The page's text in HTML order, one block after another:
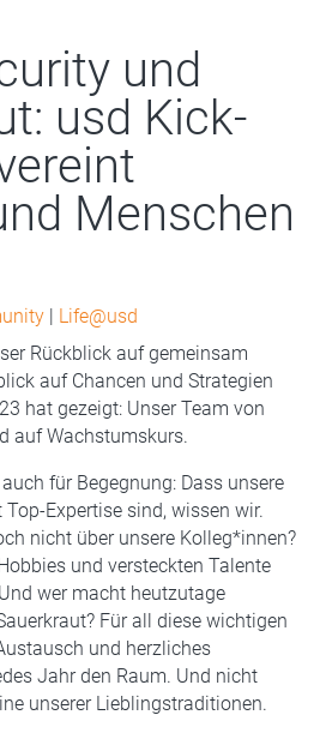
und
usd Kick-
Menschen
| Life@usd
Rückblick auf gemeinsam
auf Chancen und Strategien
hat gezeigt: Unser Team von
auf Wachstumskurs.
für Begegnung: Dass unsere
Expertise sind, wissen wir.
nicht über unsere Kolleg*innen?
und versteckten Talente
wer macht heutzutage
Für all diese wichtigen
und herzliches
Jahr den Raum. Und nicht
unserer Lieblingstraditionen.